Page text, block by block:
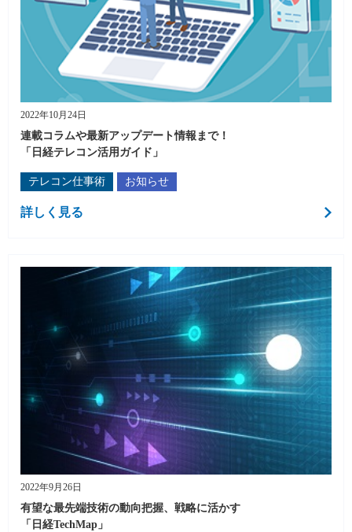
2022年10月24日
連載コラムや最新アップデート情報まで！
「日経テレコン活用ガイド」
テレコン仕事術 お知らせ
詳しく見る
2022年9月26日
有望な最先端技術の動向把握、戦略に活かす
「日経TechMap」